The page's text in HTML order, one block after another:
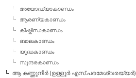
അയോദ്ധ്യാകാണ്ഡം
ആരണ്യകാണ്ഡം
കിഷ്കിന്ധകാണ്ഡം
ബാലകാണ്ഡം
യൂദ്ധകാണ്ഡം
സുന്ദരകാണ്ഡം
ആ കണ്ണുനീര്‍ (ഉള്ളൂര്‍ എസ്.പരമേശ്വരയ്യര്‍)